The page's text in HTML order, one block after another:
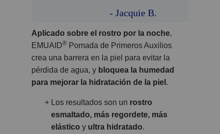
- Jacquie B.
Aplicado sobre el rostro por la noche,
EMUAID® Pomada de Primeros Auxilios
crea una barrera en la piel para evitar la
pérdida de agua, y bloquea la humedad
para mejorar la hidratación de la piel .
Los resultados son un rostro
esmaltado, más regordete, más
elástico y ultra hidratado.